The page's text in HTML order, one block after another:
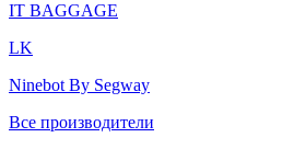
IT BAGGAGE
LK
Ninebot By Segway
Все производители